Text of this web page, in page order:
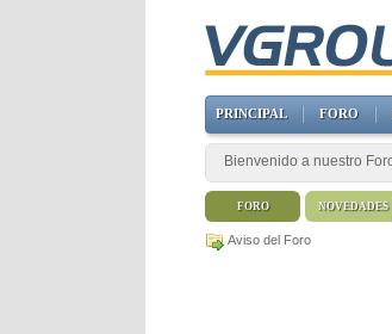
Aviso del Foro
PRINCIPAL FORO
Bienvenido a nuestro
FORO NOVEDADES